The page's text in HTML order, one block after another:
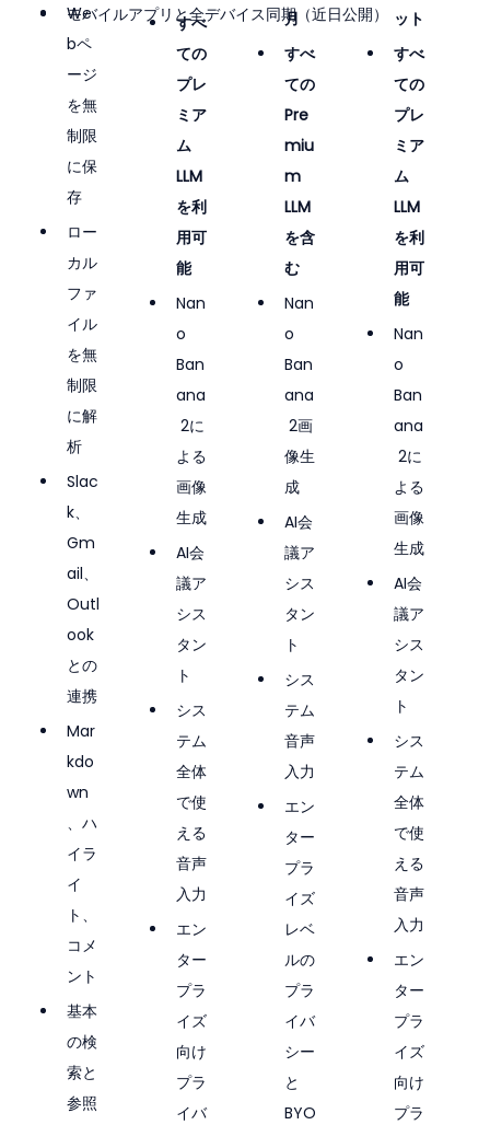
We
bペ
ージ
を無
制限
に保
存
ロー
カル
ファ
イル
を無
制限
に解
析
Slac
k、
Gm
ail、
Outl
ook
との
連携
Mar
kdo
wn
、ハ
イラ
イ
ト、
コメ
ント
基本
の検
索と
参照
すべ
ての
プレ
ミア
ム
LLM
を利
用可
能
Nan
o
Ban
ana
2に
よる
画像
生成
AI会
議ア
シス
タン
ト
シス
テム
全体
で使
える
音声
入力
エン
ター
プラ
イズ
向け
プラ
イバ
月
すべ
ての
Pre
miu
m
LLM
を含
む
Nan
o
Ban
ana
2画
像生
成
AI会
議ア
シス
タン
ト
シス
テム
音声
入力
エン
ター
プラ
イズ
レベ
ルの
プラ
イバ
シー
と
BYO
ット
すべ
ての
プレ
ミア
ム
LLM
を利
用可
能
Nan
o
Ban
ana
2に
よる
画像
生成
AI会
議ア
シス
タン
ト
シス
テム
全体
で使
える
音声
入力
エン
ター
プラ
イズ
向け
プラ
モバイルアプリと全デバイス同期（近日公開）